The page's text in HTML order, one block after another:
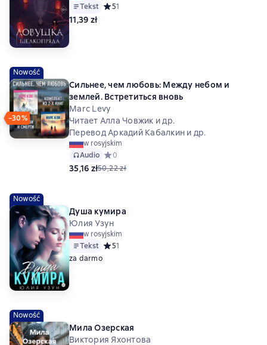
Tekst Средний рейтинг 5 на основе 1 оценок
51
11,39 zł
Nowość
−30%
Сильнее, чем любовь: Между небом и
землей. Встретиться вновь
Marc Levy
Читает Алла Човжик и др.
Перевод Аркадий Кабалкин и др.
w rosyjskim
Audio Средний рейтинг 0 на основе 0 оценок
0
35,16 zł50,22 zł
Nowość
Душа кумира
Юлия Узун
w rosyjskim
Tekst Средний рейтинг 5 на основе 1 оценок
51
za darmo
Nowość
Мила Озерская
Виктория Яхонтова